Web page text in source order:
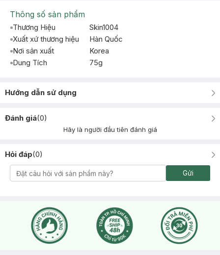
Thông số sản phẩm
Thương Hiệu
Skin1004
Xuất xứ thương hiệu
Hàn Quốc
Nơi sản xuất
Korea
Dung Tích
75g
Hướng dẫn sử dụng
Đánh giá(0)
Hãy là người đầu tiên đánh giá
Hỏi đáp(0)
Gửi